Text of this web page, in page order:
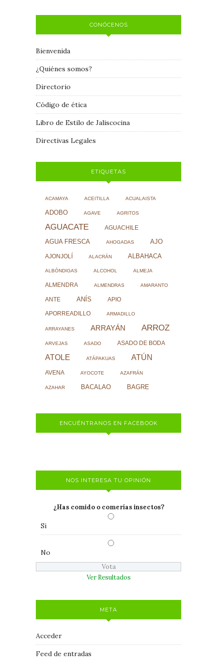
CONÓCENOS
Bienvenida
¿Quiénes somos?
Directorio
Código de ética
Libro de Estilo de Jaliscocina
Directivas Legales
ETIQUETAS
ACAMAYA ACEITILLA ACUALAISTA
ADOBO AGAVE AGRITOS
AGUACATE AGUACHILE
AGUA FRESCA AHOGADAS AJO
AJONJOLÍ ALACRÁN ALBAHACA
ALBÓNDIGAS ALCOHOL ALMEJA
ALMENDRA ALMENDRAS AMARANTO
ANTE ANÍS APIO
APORREADILLO ARMADILLO
ARRAYANES ARRAYÁN ARROZ
ARVEJAS ASADO ASADO DE BODA
ATOLE ATÁPAKUAS ATÚN
AVENA AYOCOTE AZAFRÁN
AZAHAR BACALAO BAGRE
ENCUÉNTRANOS EN FACEBOOK
NOS INTERESA TU OPINIÓN
¿Has comido o comerías insectos?
Si
No
Ver Resultados
META
Acceder
Feed de entradas